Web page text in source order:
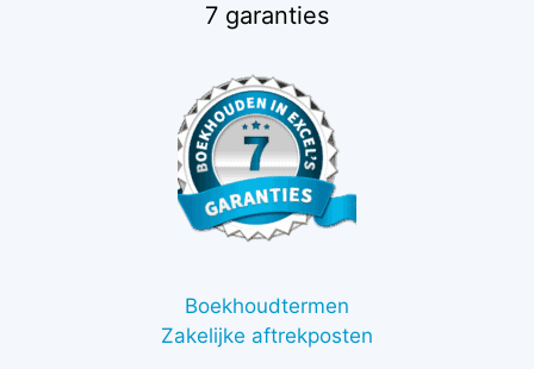
7 garanties
Boekhoudtermen
Zakelijke aftrekposten